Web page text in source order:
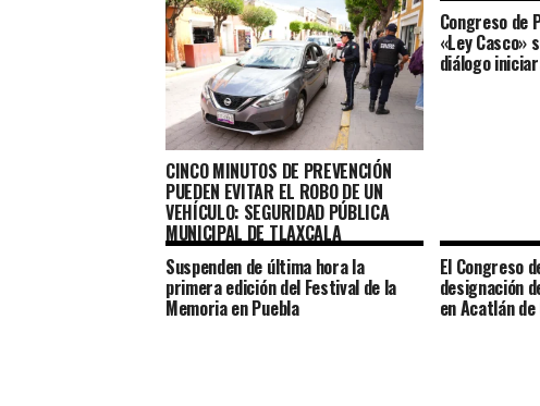
CINCO MINUTOS DE PREVENCIÓN
PUEDEN EVITAR EL ROBO DE UN
VEHÍCULO: SEGURIDAD PÚBLICA
MUNICIPAL DE TLAXCALA
Congreso de
«Ley Casco»
diálogo
Suspenden de última hora la
primera edición del Festival de la
Memoria en Puebla
El Congreso
designación
en Acatlán